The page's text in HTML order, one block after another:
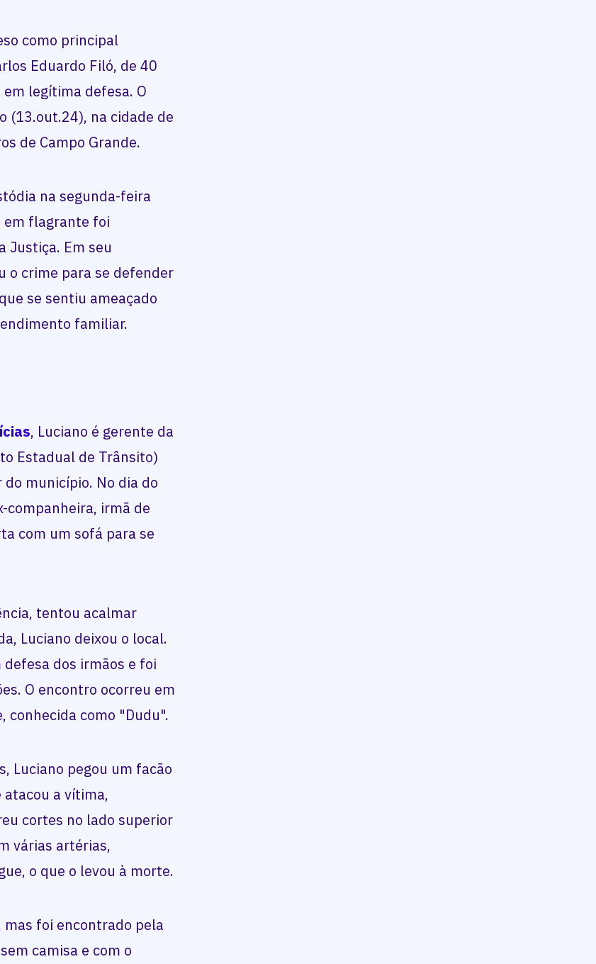
como principal
Eduardo Filó, de 40
legítima defesa. O
(13.out.24), na cidade de
de Campo Grande.
na segunda-feira
em flagrante foi
Justiça. Em seu
o crime para se defender
se sentiu ameaçado
familiar.
, Luciano é gerente da
Estadual de Trânsito)
município. No dia do
companheira, irmã de
com um sofá para se
tentou acalmar
Luciano deixou o local.
dos irmãos e foi
O encontro ocorreu em
conhecida como "Dudu".
Luciano pegou um facão
atacou a vítima,
cortes no lado superior
várias artérias,
o que o levou à morte.
mas foi encontrado pela
camisa e com o